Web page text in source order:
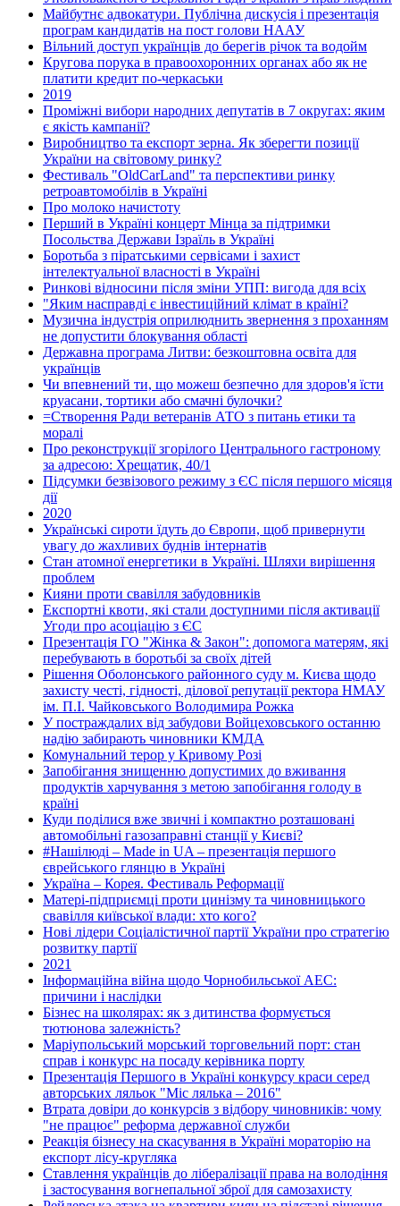
Майбутнє адвокатури. Публічна дискусія і презентація
програм кандидатів на пост голови НААУ
Вільний доступ українців до берегів річок та водойм
Кругова порука в правоохоронних органах або як не
платити кредит по-черкаськи
2019
Проміжні вибори народних депутатів в 7 округах: яким
є якість кампанії?
Виробництво та експорт зерна. Як зберегти позиції
України на світовому ринку?
Фестиваль "OldCarLand" та перспективи ринку
ретроавтомобілів в Україні
Про молоко начистоту
Перший в Україні концерт Мінца за підтримки
Посольства Держави Ізраїль в Україні
Боротьба з піратськими сервісами і захист
інтелектуальної власності в Україні
Ринкові відносини після зміни УПП: вигода для всіх
"Яким насправді є інвестиційний клімат в країні?
Музична індустрія оприлюднить звернення з проханням
не допустити блокування області
Державна програма Литви: безкоштовна освіта для
українців
Чи впевнений ти, що можеш безпечно для здоров'я їсти
круасани, тортики або смачні булочки?
=Створення Ради ветеранів АТО з питань етики та
моралі
Про реконструкції згорілого Центрального гастроному
за адресою: Хрещатик, 40/1
Підсумки безвізового режиму з ЄС після першого місяця
дії
2020
Українські сироти їдуть до Європи, щоб привернути
увагу до жахливих буднів інтернатів
Стан атомної енергетики в Україні. Шляхи вирішення
проблем
Кияни проти свавілля забудовників
Експортні квоти, які стали доступними після активації
Угоди про асоціацію з ЄС
Презентація ГО "Жінка & Закон": допомога матерям, які
перебувають в боротьбі за своїх дітей
Рішення Оболонського районного суду м. Києва щодо
захисту честі, гідності, ділової репутації ректора НМАУ
ім. П.І. Чайковського Володимира Рожка
У постраждалих від забудови Войцеховського останню
надію забирають чиновники КМДА
Комунальний терор у Кривому Розі
Запобігання знищенню допустимих до вживання
продуктів харчування з метою запобігання голоду в
країні
Куди поділися вже звичні і компактно розташовані
автомобільні газозаправні станції у Києві?
#Нашілюді – Made in UA – презентація першого
єврейського глянцю в Україні
Україна – Корея. Фестиваль Реформації
Матері-підприємці проти цинізму та чиновницького
свавілля київської влади: хто кого?
Нові лідери Соціалістичної партії України про стратегію
розвитку партії
2021
Інформаційна війна щодо Чорнобильської АЕС:
причини і наслідки
Бізнес на школярах: як з дитинства формується
тютюнова залежність?
Маріупольський морський торговельний порт: стан
справ і конкурс на посаду керівника порту
Презентація Першого в Україні конкурсу краси серед
авторських ляльок "Міс лялька – 2016"
Втрата довіри до конкурсів з відбору чиновників: чому
"не працює" реформа державної служби
Реакція бізнесу на скасування в Україні мораторію на
експорт лісу-кругляка
Ставлення українців до лібералізації права на володіння
і застосування вогнепальної зброї для самозахисту